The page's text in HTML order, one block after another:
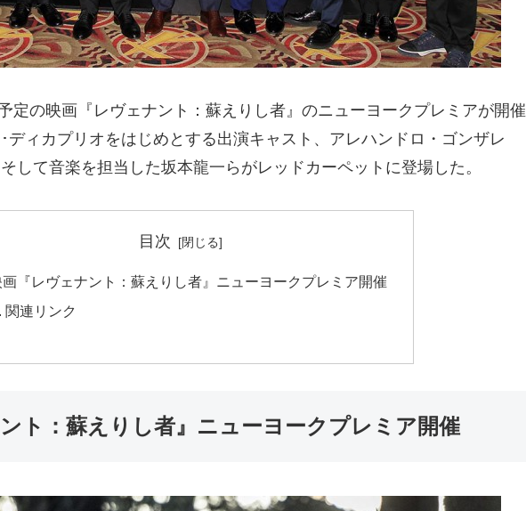
定の映画『レヴェナント：蘇えりし者』のニューヨークプレミアが開催
ディカプリオをはじめとする出演キャスト、アレハンドロ・ゴンザレ
して音楽を担当した坂本龍一らがレッドカーペットに登場した。
目次
画『レヴェナント：蘇えりし者』ニューヨークプレミア開催
関連リンク
ト：蘇えりし者』ニューヨークプレミア開催